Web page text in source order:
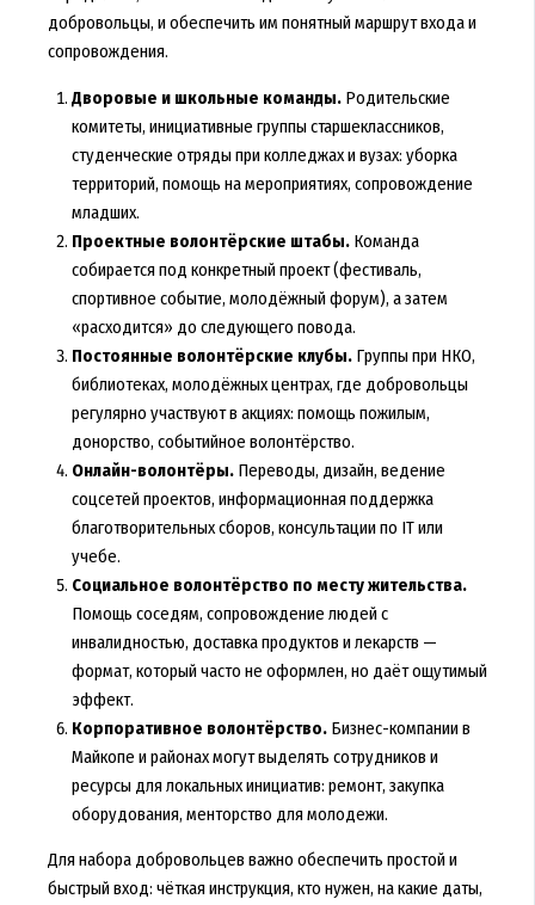
добровольцы, и обеспечить им понятный маршрут входа и
сопровождения.
Дворовые и школьные команды.Родительские
комитеты, инициативные группы старшеклассников,
студенческие отряды при колледжах и вузах: уборка
территорий, помощь на мероприятиях, сопровождение
младших.
Проектные волонтёрские штабы.Команда
собирается под конкретный проект (фестиваль,
спортивное событие, молодёжный форум), а затем
«расходится» до следующего повода.
Постоянные волонтёрские клубы.Группы при НКО,
библиотеках, молодёжных центрах, где добровольцы
регулярно участвуют в акциях: помощь пожилым,
донорство, событийное волонтёрство.
Онлайн-волонтёры.Переводы, дизайн, ведение
соцсетей проектов, информационная поддержка
благотворительных сборов, консультации по IT или
учебе.
Социальное волонтёрство по месту жительства.
Помощь соседям, сопровождение людей с
инвалидностью, доставка продуктов и лекарств —
формат, который часто не оформлен, но даёт ощутимый
эффект.
Корпоративное волонтёрство.Бизнес-компании в
Майкопе и районах могут выделять сотрудников и
ресурсы для локальных инициатив: ремонт, закупка
оборудования, менторство для молодежи.
Для набора добровольцев важно обеспечить простой и
быстрый вход: чёткая инструкция, кто нужен, на какие даты,